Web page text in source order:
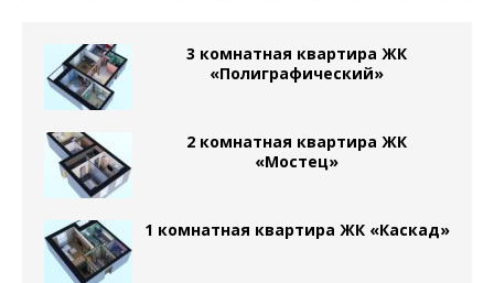
3 комнатная квартира ЖК
«Полиграфический»
2 комнатная квартира ЖК
«Мостец»
1 комнатная квартира ЖК «Каскад»